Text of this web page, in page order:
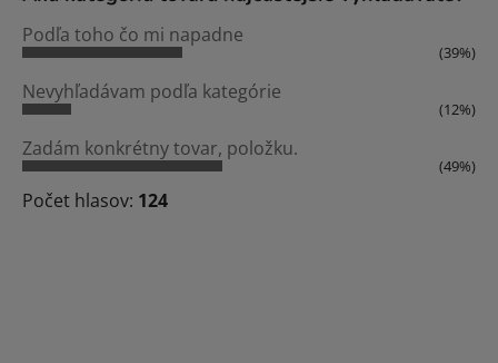
Podľa toho čo mi napadne
(39%)
Nevyhľadávam podľa kategórie
(12%)
Zadám konkrétny tovar, položku.
(49%)
Počet hlasov: 124